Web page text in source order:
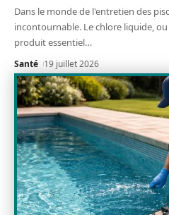
Dans le monde de l'entretien des
incontournable. Le chlore liquide,
produit essentiel…
Santé 19 juillet 2026